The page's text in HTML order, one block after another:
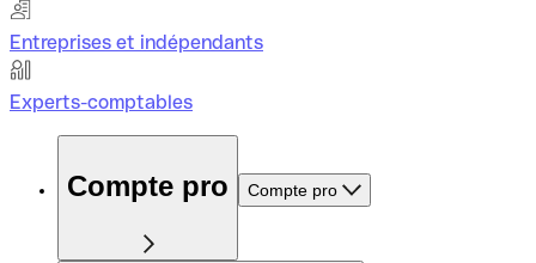
Entreprises et indépendants
Experts-comptables
Compte pro Compte pro